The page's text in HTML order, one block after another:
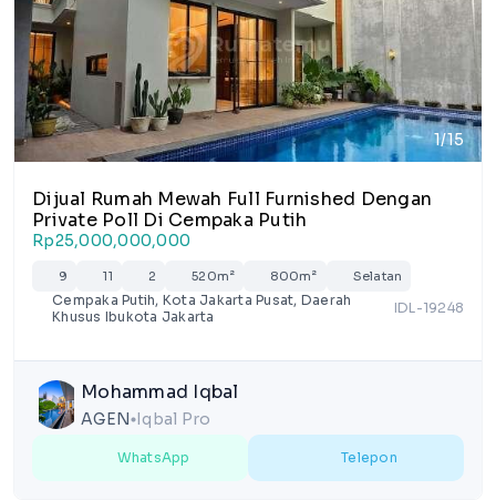
1/15
Dijual Rumah Mewah Full Furnished Dengan
Private Poll Di Cempaka Putih
Rp25,000,000,000
9 11 2 520m² 800m² Selatan
Cempaka Putih, Kota Jakarta Pusat, Daerah
Khusus Ibukota Jakarta
IDL-19248
Mohammad Iqbal
AGEN lens Iqbal Pro
WhatsApp Telepon